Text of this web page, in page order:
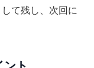
て残し、次回に